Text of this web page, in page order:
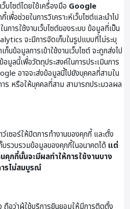
บไซต์โดยใช้เครื่องมือ Google
เพื่อช่วยในการวิเคราะห์เว็บไซต์และนำไป
การใช้งานเว็บไซต์ของระบบ ข้อมูลที่เป็น
จะมีการจัดเก็บในรูปแบบที่ไม่ระบุ
บข้อมูลการเข้าใช้งานเว็บไซต์ จะถูกส่งไป
มูลนี้เพื่อวัตถุประสงค์ในการประเมินการ
อาจจะส่งข้อมูลนี้ไปยังบุคคลที่สามใน
ร หรือให้บุคคลที่สาม สามารถประมวลผล
เซอร์ให้ปิดการทำงานของคุกกี้ และตั้ง
บรวบรวมข้อมูลของคุกกี้ในอนาคตได้ แต่
คุกกี้นั้นจะมีผลทำให้การใช้งานบาง
รไม่สมบูรณ์